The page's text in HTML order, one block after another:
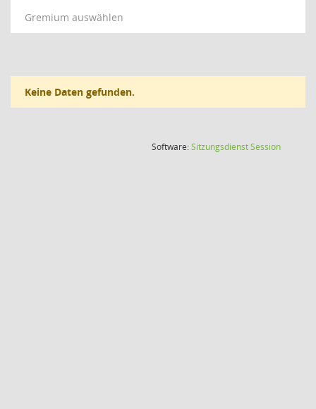
Gremium auswählen
Keine Daten gefunden.
Software:SitzungsdienstSession(Wird in